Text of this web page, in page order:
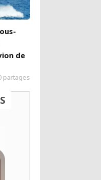
de
partages